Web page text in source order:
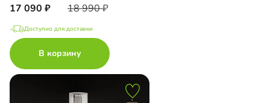
17 090 18 990
Доступно для доставки
В корзину